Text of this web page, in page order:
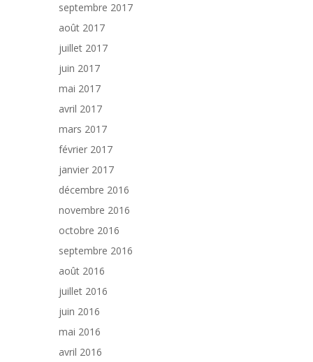
septembre 2017
août 2017
juillet 2017
juin 2017
mai 2017
avril 2017
mars 2017
février 2017
janvier 2017
décembre 2016
novembre 2016
octobre 2016
septembre 2016
août 2016
juillet 2016
juin 2016
mai 2016
avril 2016